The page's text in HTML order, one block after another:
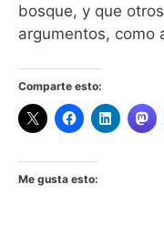
bosque, y que
argumentos, como
Comparte esto:
Me gusta esto: